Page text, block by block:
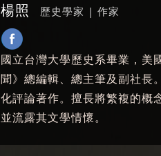
楊照 歷史學家 | 作家
國立台灣大學歷史系畢業，美
聞》總編輯、總主筆及副社長
化評論著作。擅長將繁複的概
並流露其文學情懷。